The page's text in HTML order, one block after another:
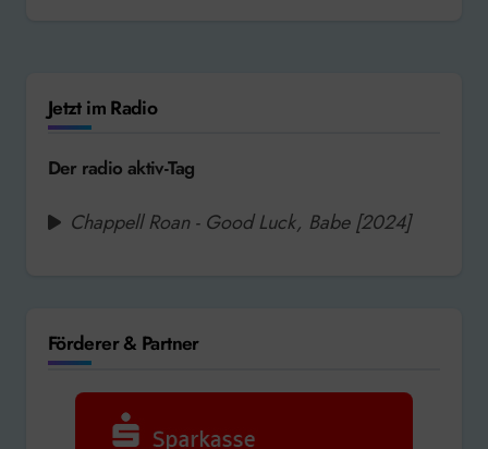
Jetzt im Radio
Der radio aktiv-Tag
Chappell Roan - Good Luck, Babe [2024]
Förderer & Partner